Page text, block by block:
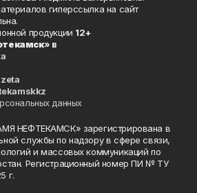
гиперссылка на сайт
продукции 12+
» в
данных
НЕФТЕКАМСК» зарегистрирована в
службы по надзору в сфере связи,
и массовых коммуникаций по
Регистрационный номер ПИ № ТУ
г.